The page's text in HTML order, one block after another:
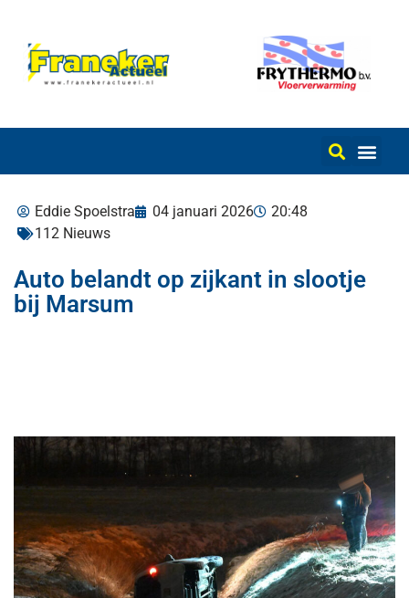
Eddie Spoelstra 04 januari 2026
20:48
112 Nieuws
Auto belandt op zijkant in slootje
bij Marsum